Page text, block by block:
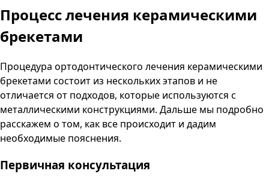
Процесс лечения керамическими
брекетами
Процедура ортодонтического лечения керамическими
брекетами состоит из нескольких этапов и не
отличается от подходов, которые используются с
металлическими конструкциями. Дальше мы подробно
расскажем о том, как все происходит и дадим
необходимые пояснения.
Первичная консультация